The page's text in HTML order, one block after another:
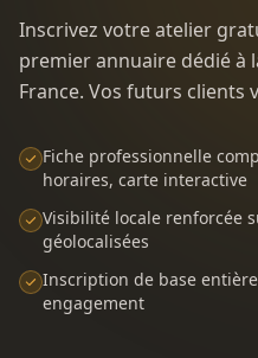
Inscrivez votre atelier
premier annuaire dédié à
France. Vos futurs clients
Fiche professionnelle
horaires, carte interactive
Visibilité locale renforcée
géolocalisées
Inscription de base
engagement